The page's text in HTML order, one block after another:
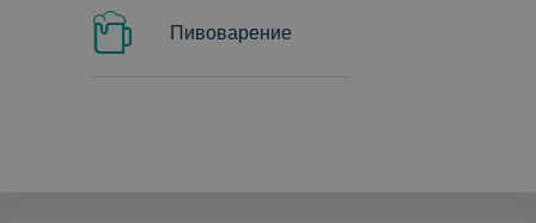
Пивоварение